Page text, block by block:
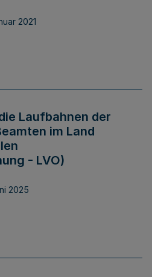
2021
Laufbahnen der
im Land
- LVO)
2025